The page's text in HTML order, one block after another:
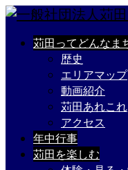
苅田ってどんなま
歴史
エリアマップ
動画紹介
苅田あれこれ
アクセス
年中行事
苅田を楽しむ